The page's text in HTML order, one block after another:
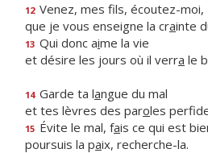
12 Venez, mes fls, écoutez-moi,
que je vous enseigne la crainte
13 Qui donc aime la vie
et désire les jours où il verra le
14 Garde ta langue du mal
et tes lèvres des paroles
15 Évite le mal, fais ce qui est
poursuis la paix, recherche-la.